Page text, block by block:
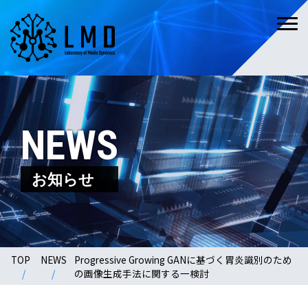
NEWS
お知らせ
TOP NEWS
Progressive Growing GANに基づく胃炎識別のため
の画像生成手法に関する一検討